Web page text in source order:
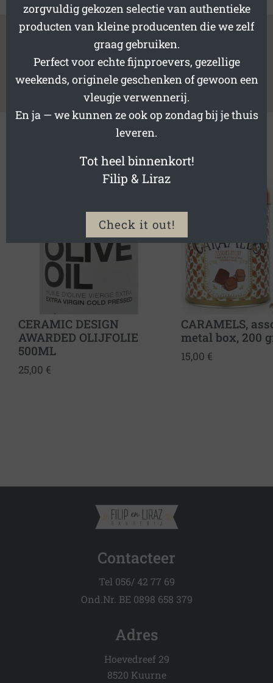
ALLERGENS
SHIPPING & RETURNS
RELATED PRODUCTS
CERAMIC DESIGN
AWARDED OLIJFOLIE
500ML
25,00 €
CARAMELS,
metal box, 200
15,00 €
Contacteer
Tel 056/ 42 77 69
Ond.Nr. BE 0898 658 379
Adres
Hoevedreef 29
8520 Kuurne
zorgvuldig gekozen selectie van authentieke
producten van kleine producenten die we zelf
graag gebruiken.
Perfect voor echte fijnproevers, gezellige
weekends, originele geschenken of gewoon een
vleugje verwennerij.
En ja — we kunnen ze ook op zondag bij je thuis
leveren.
Tot heel binnenkort!
Filip & Liraz
Check it out!